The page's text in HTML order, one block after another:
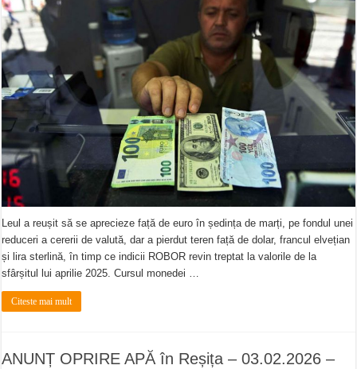
Leul a reușit să se aprecieze față de euro în ședința de marți, pe fondul unei
reduceri a cererii de valută, dar a pierdut teren față de dolar, francul elvețian
și lira sterlină, în timp ce indicii ROBOR revin treptat la valorile de la
sfârșitul lui aprilie 2025. Cursul monedei …
Citeste mai mult
ANUNȚ OPRIRE APĂ în Reșița – 03.02.2026 –